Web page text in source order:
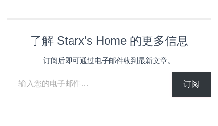
了解 Starx's Home 的更多信息
订阅后即可通过电子邮件收到最新文章。
订阅